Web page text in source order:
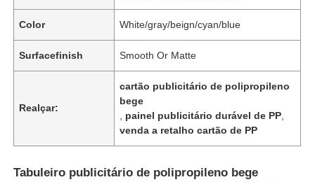
Color White/gray/beign/cyan/blue
Surfacefinish Smooth Or Matte
Realçar:
cartão publicitário de polipropileno
bege
painel publicitário durável de PP
venda a retalho cartão de PP
Tabuleiro publicitário de polipropileno bege